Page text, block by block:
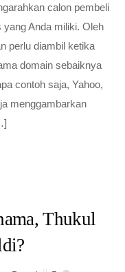
calon pembeli
Anda miliki. Oleh
perlu diambil ketika
domain sebaiknya
contoh saja, Yahoo,
menggambarkan
Thukul